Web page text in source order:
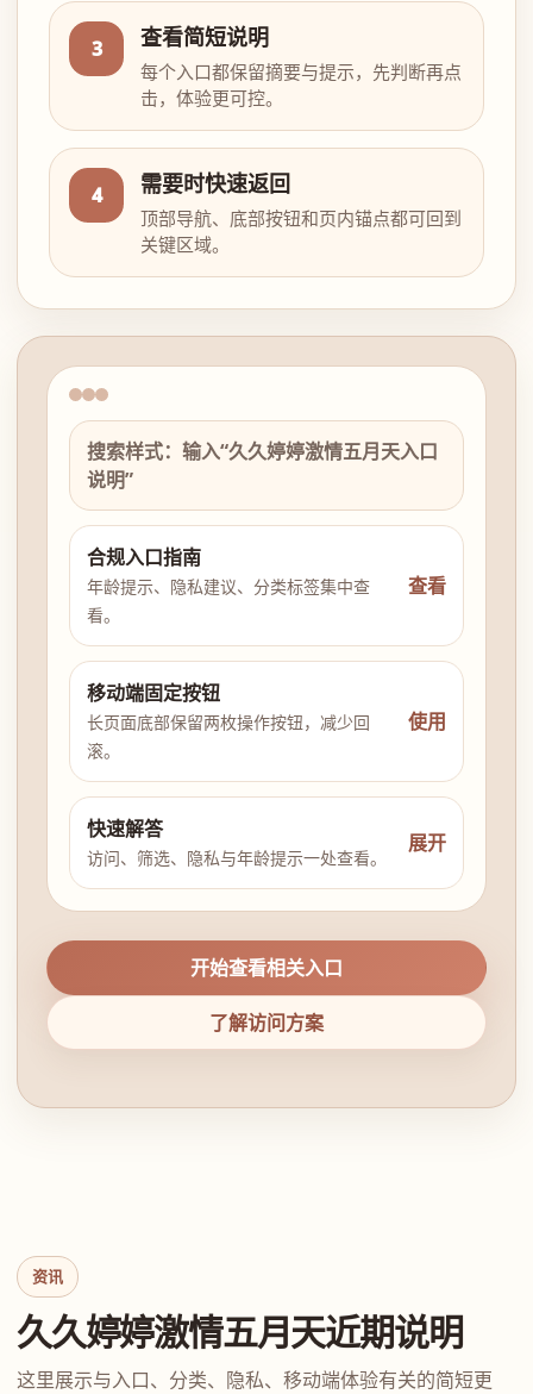
3 查看简短说明
每个入口都保留摘要与提示，先判断再点
击，体验更可控。
4 需要时快速返回
顶部导航、底部按钮和页内锚点都可回到
关键区域。
搜索样式：输入“久久婷婷激情五月天入口
说明”
合规入口指南
年龄提示、隐私建议、分类标签集中查
看。
查看
移动端固定按钮
长页面底部保留两枚操作按钮，减少回
滚。
使用
快速解答
访问、筛选、隐私与年龄提示一处查看。
展开
开始查看相关入口
了解访问方案
资讯
久久婷婷激情五月天近期说明
这里展示与入口、分类、隐私、移动端体验有关的简短更